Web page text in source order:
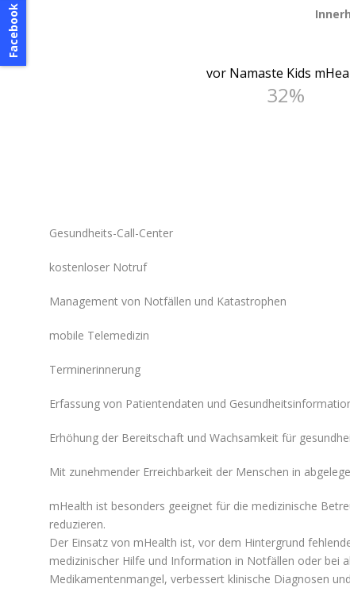
vor Namaste Kids
32%
Gesundheits-Call-Center
kostenloser Notruf
Management von Notfällen und Katastrophen
mobile Telemedizin
Terminerinnerung
Erfassung von Patientendaten und
Erhöhung der Bereitschaft und Wachsamkeit für
Mit zunehmender Erreichbarkeit der Menschen in
mHealth ist besonders geeignet für die medizinische
reduzieren.
Der Einsatz von mHealth ist, vor dem Hintergrund
medizinischer Hilfe und Information in Notfällen oder bei
Medikamentenmangel, verbessert klinische Diagnosen
Facebook